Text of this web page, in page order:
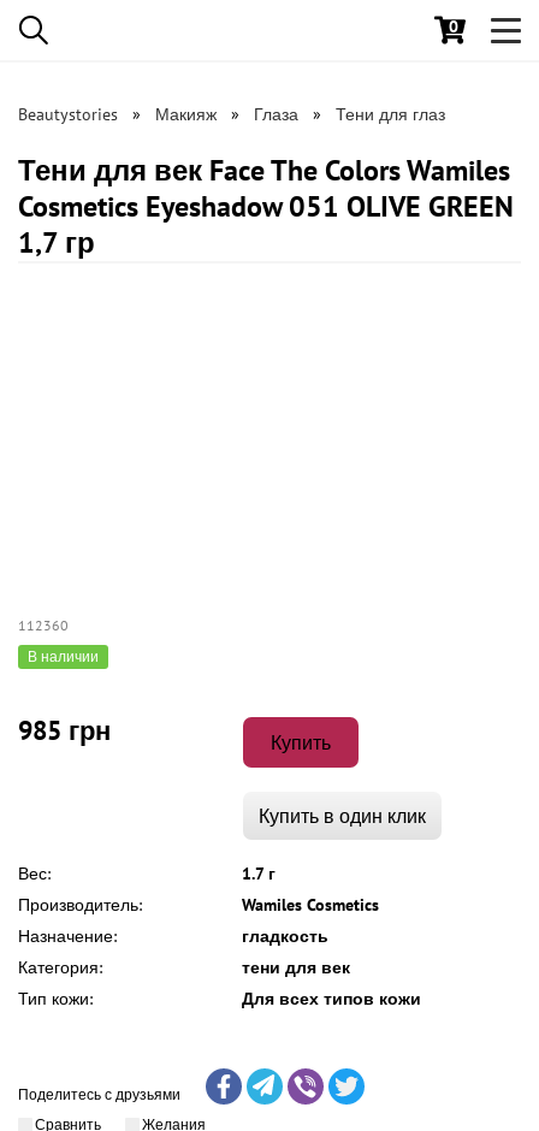
0
Beautystories Макияж Глаза Тени для глаз
Тени для век Face The Colors Wamiles
Cosmetics Eyeshadow 051 OLIVE GREEN
1,7 гр
112360
В наличии
985 грн Купить
Купить в один клик
Вес:
1.7 г
Производитель:
Wamiles Cosmetics
Назначение:
гладкость
Категория:
тени для век
Тип кожи:
Для всех типов кожи
Поделитесь с друзьями
Сравнить
Желания